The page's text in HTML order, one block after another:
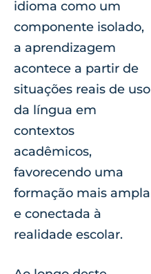
idioma como um
componente isolado,
a aprendizagem
acontece a partir de
situações reais de uso
da língua em
contextos
acadêmicos,
favorecendo uma
formação mais ampla
e conectada à
realidade escolar.